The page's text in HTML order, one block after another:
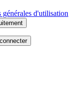
générales d'utilisation